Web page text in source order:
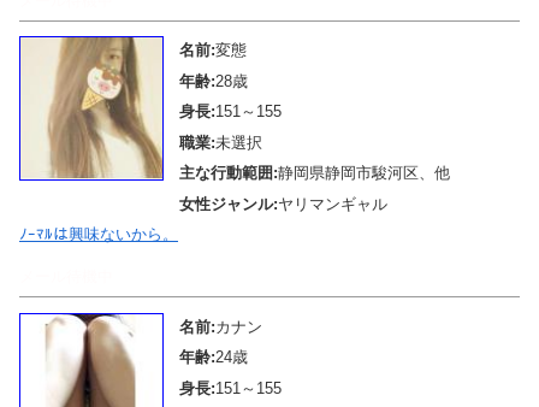
名前:変態
年齢:28歳
身長:151～155
職業:未選択
主な行動範囲:静岡県静岡市駿河区、他
女性ジャンル:ヤリマンギャル
ﾉｰﾏﾙは興味ないから。
名前:カナン
年齢:24歳
身長:151～155